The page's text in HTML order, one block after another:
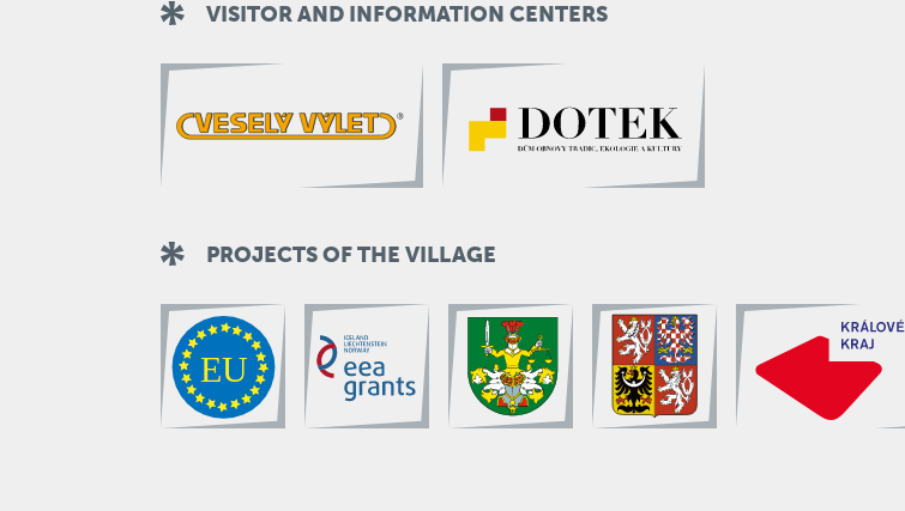
VISITOR AND INFORMATION CENTERS
PROJECTS OF THE VILLAGE